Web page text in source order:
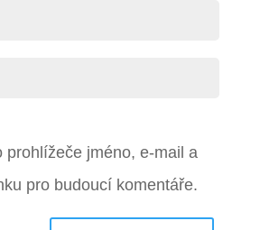
prohlížeče jméno, e-mail a
pro budoucí komentáře.